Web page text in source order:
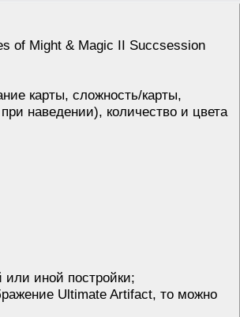
of Might & Magic II Succsession
карты, сложность/карты,
наведении), количество и цвета
или иной постройки;
Ultimate Artifact, то можно